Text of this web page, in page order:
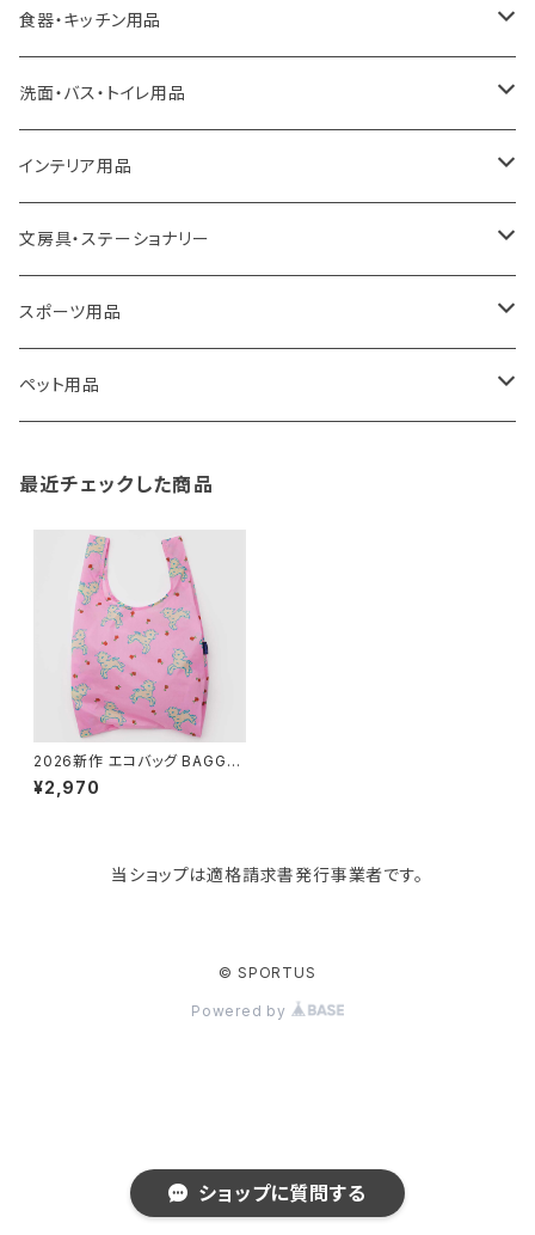
ショップに質問する
ideaco
a.depeche
ROOTOTE
100percent
藤田金属
TG
paperblanks
KIND BAG LONDON
tower
エコバッグ
アクセサリー
トートバッグ
保冷バッグ
リュックサック
ショルダーバッグ
スポーツバッグ
マザーズバッグ
パソコンケース
バッグアクセサリー
食器・キッチン用品
キッチンラック
キッチンペーパーホルダー
食器・テーブルウェア
ゴミ箱
収納用品
ソープディスペンサー
タオルハンガー
調理器具・調理小物
ディッシュラック
洗面・バス・トイレ用品
洗面用品
掃除・洗濯用品
トイレ用品
バス用品
インテリア用品
アイロン台
アクセサリー収納
ウェットティッシュケース
ガーデニング用品
クッション・クッションカバー
玄関収納
タブレットPCアクセサリー
文房具・ステーショナリー
筆記具・ペン
ノート
スポーツ用品
卓球用品
ペット用品
猫用グッズ
最近チェックした商品
2026新作 エコバッグ BAGGU
Standard Baggu スタンダー
ドバグゥ バグー ベイビーシープ
¥2,970
当ショップは適格請求書発行事業者です。
© SPORTUS
Powered by